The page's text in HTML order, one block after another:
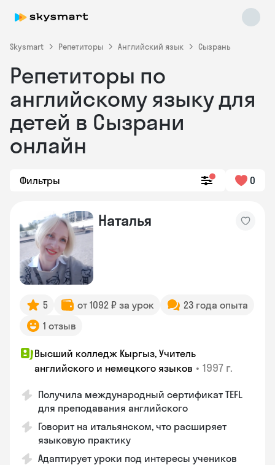
Skysmart Репетиторы Английский язык Сызрань
Репетиторы по
английскому языку для
детей в Сызрани
онлайн
Фильтры 0
Наталья
5 от 1092 ₽ за урок
23 года опыта
1 отзыв
Высший колледж Кыргыз, Учитель
английского и немецкого языков • 1997 г.
Получила международный сертификат TEFL
для преподавания английского
Говорит на итальянском, что расширяет
языковую практику
Адаптирует уроки под интересы учеников